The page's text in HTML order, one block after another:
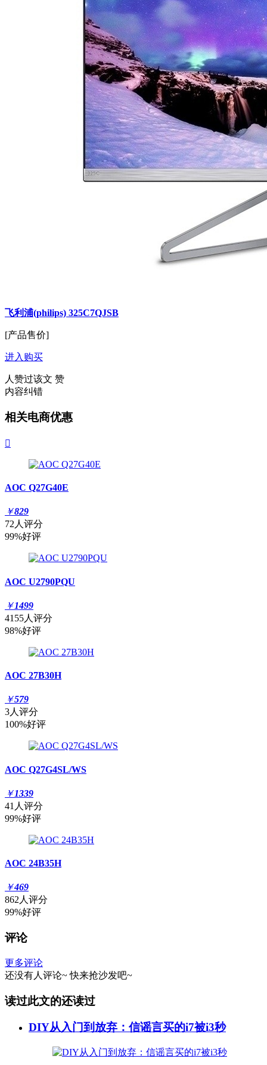
飞利浦(philips) 325C7QJSB
[产品售价]
进入购买
人赞过该文 赞
内容纠错
相关电商优惠

AOC Q27G40E
￥829
72人评分
99%好评
AOC U2790PQU
￥1499
4155人评分
98%好评
AOC 27B30H
￥579
3人评分
100%好评
AOC Q27G4SL/WS
￥1339
41人评分
99%好评
AOC 24B35H
￥469
862人评分
99%好评
评论
更多评论
还没有人评论~ 快来抢沙发吧~
读过此文的还读过
DIY从入门到放弃：信谣言买的i7被i3秒